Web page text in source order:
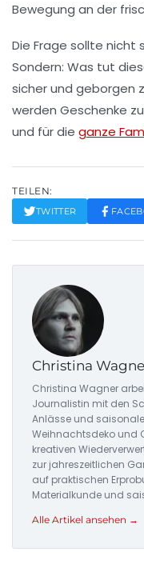
Bewegung an der
Die Frage sollte nicht
Sondern: Was tut
sicher und geborgen
werden Geschenke
und für die ganze
TEILEN:
TWITTER
Christina
Christina Wagner
Journalistin mit den
Anlässe und
Weihnachtsdeko und
kreativen
zur jahreszeitlichen
auf praktischen
Materialkunde und
Alle Artikel ansehen →